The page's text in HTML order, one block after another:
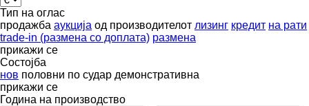
Тип на оглас
продажба аукција од производителот лизинг кредит на рати
trade-in (размена со доплата) размена
прикажи се
Состојба
нов половни по судар демонстративна
прикажи се
Година на производство